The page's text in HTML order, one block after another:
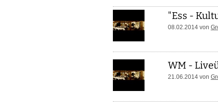
"Ess -
08.02.2014 von
WM -
21.06.2014 von